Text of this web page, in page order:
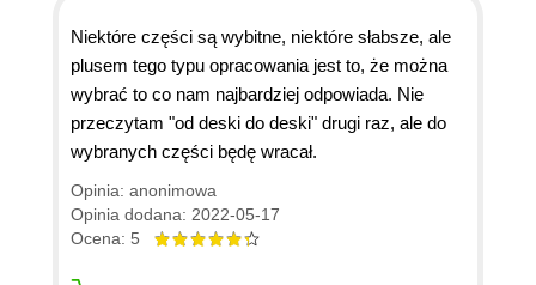
Niektóre części są wybitne, niektóre słabsze, ale
plusem tego typu opracowania jest to, że można
wybrać to co nam najbardziej odpowiada. Nie
przeczytam "od deski do deski" drugi raz, ale do
wybranych części będę wracał.
Opinia: anonimowa
Opinia dodana: 2022-05-17
Ocena: 5